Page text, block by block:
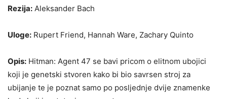
Rezija: Aleksander Bach
Uloge: Rupert Friend, Hannah Ware, Zachary Quinto
Opis: Hitman: Agent 47 se bavi pricom o elitnom ubojici
koji je genetski stvoren kako bi bio savrsen stroj za
ubijanje te je poznat samo po posljednje dvije znamenke